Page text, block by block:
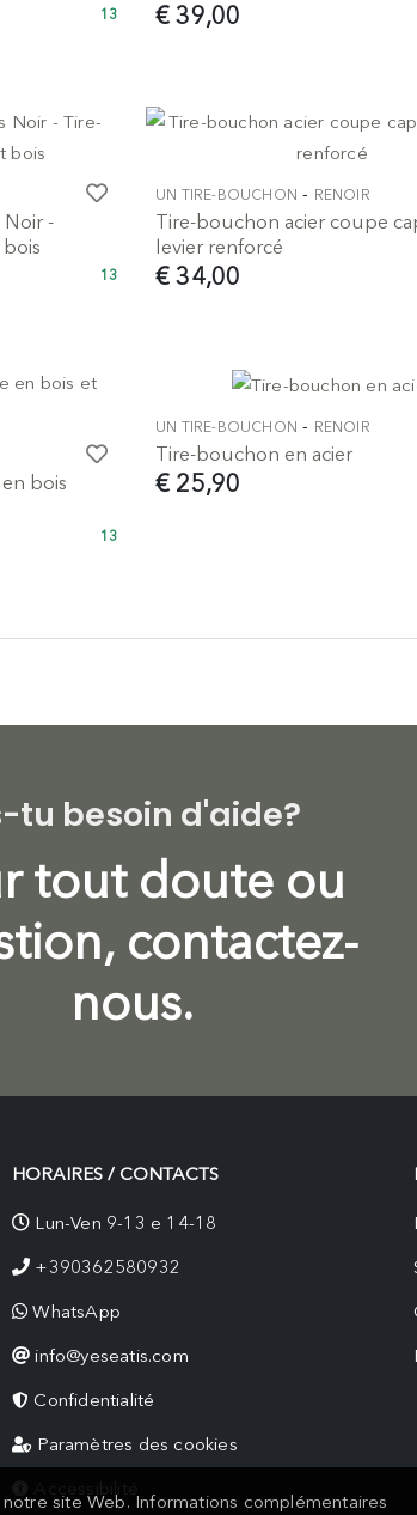
13 € 39,00
Noir -
13
UN TIRE-BOUCHON - RENOIR
Tire-bouchon acier coupe
levier renforcé
€ 34,00
bois
13
UN TIRE-BOUCHON - RENOIR
Tire-bouchon en acier
€ 25,90
tu besoin d'aide?
tout doute ou
contactez-
nous.
HORAIRES / CONTACTS
Lun-Ven 9-13 e 14-18
+390362580932
WhatsApp
info@yeseatis.com
Confidentialité
Paramètres des cookies
site Web. Informations complémentaires